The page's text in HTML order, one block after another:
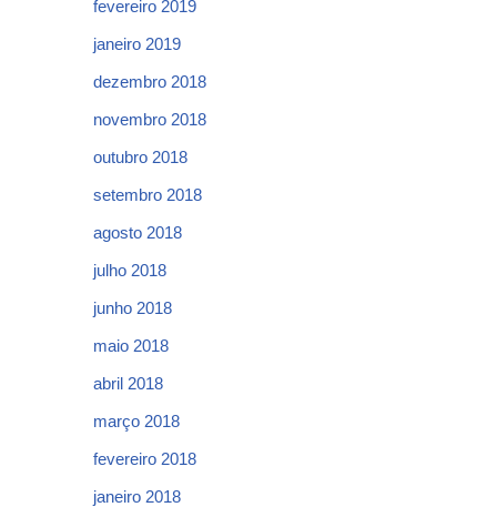
fevereiro 2019
janeiro 2019
dezembro 2018
novembro 2018
outubro 2018
setembro 2018
agosto 2018
julho 2018
junho 2018
maio 2018
abril 2018
março 2018
fevereiro 2018
janeiro 2018